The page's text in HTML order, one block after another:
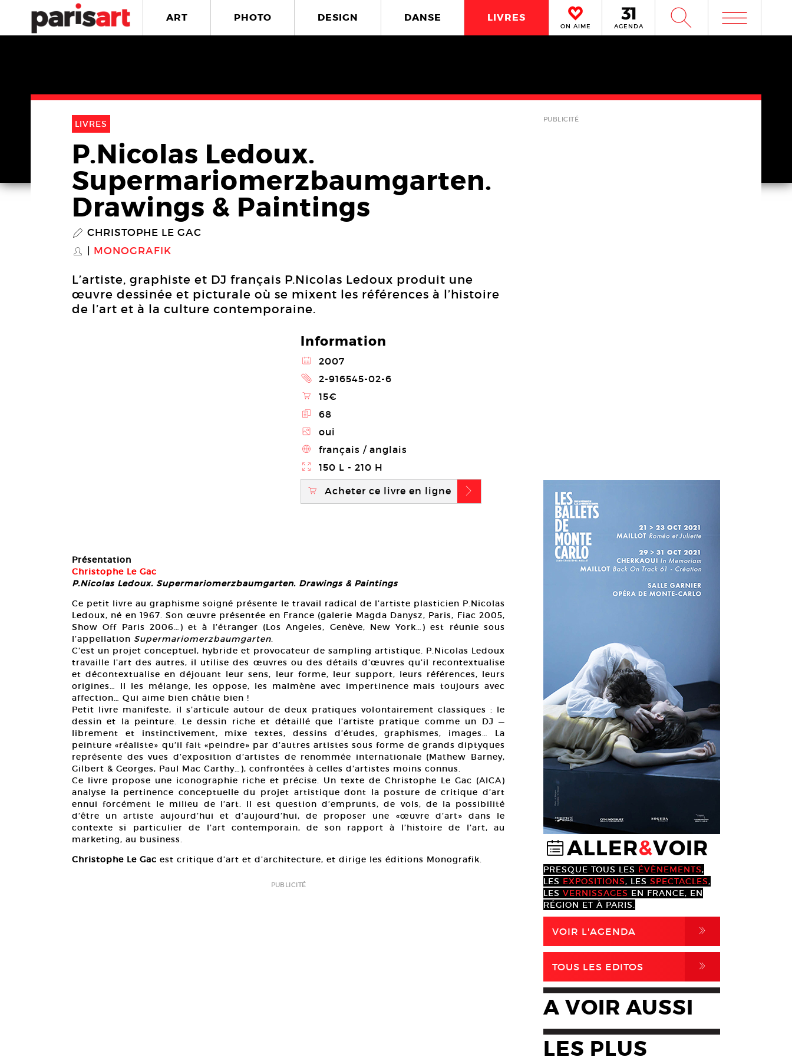
ART PHOTO DESIGN DANSE LIVRES
ON AIME AGENDA W m
LIVRES
P.Nicolas Ledoux.
Supermariomerzbaumgarten.
Drawings & Paintings
P CHRISTOPHE LE GAC
S MONOGRAFIK
L’artiste, graphiste et DJ français P.Nicolas Ledoux produit une
œuvre dessinée et picturale où se mixent les références à l’histoire
de l’art et à la culture contemporaine.
Information
@ 2007
2 2-916545-02-6
\ 15€
E 68
Z oui
4 français / anglais
} 150 L - 210 H
\ Acheter ce livre en ligne b
Présentation
Christophe Le Gac
P.Nicolas Ledoux. Supermariomerzbaumgarten. Drawings & Paintings
Ce petit livre au graphisme soigné présente le travail radical de l’artiste plasticien P.Nicolas
Ledoux, né en 1967. Son œuvre présentée en France (galerie Magda Danysz, Paris, Fiac 2005,
Show Off Paris 2006…) et à l’étranger (Los Angeles, Genève, New York…) est réunie sous
l’appellation Supermariomerzbaumgarten
C’est un projet conceptuel, hybride et provocateur de sampling artistique. P.Nicolas Ledoux
travaille l’art des autres, il utilise des œuvres ou des détails d’œuvres qu’il recontextualise
et décontextualise en déjouant leur sens, leur forme, leur support, leurs références, leurs
origines… Il les mélange, les oppose, les malmène avec impertinence mais toujours avec
affection… Qui aime bien châtie bien !
Petit livre manifeste, il s’articule autour de deux pratiques volontairement classiques : le
dessin et la peinture. Le dessin riche et détaillé que l’artiste pratique comme un DJ —
librement et instinctivement, mixe textes, dessins d’études, graphismes, images… La
peinture «réaliste» qu’il fait «peindre» par d’autres artistes sous forme de grands diptyques
représente des vues d’exposition d’artistes de renommée internationale (Mathew Barney,
Gilbert & Georges, Paul Mac Carthy…), confrontées à celles d’artistes moins connus.
Ce livre propose une iconographie riche et précise. Un texte de Christophe Le Gac (AICA)
analyse la pertinence conceptuelle du projet artistique dont la posture de critique d’art
ennui forcément le milieu de l’art. Il est question d’emprunts, de vols, de la possibilité
d’être un artiste aujourd’hui et d’aujourd’hui, de proposer une «œuvre d’art» dans le
contexte si particulier de l’art contemporain, de son rapport à l’histoire de l’art, au
marketing, au business.
Christophe Le Gac est critique d’art et d’architecture, et dirige les éditions Monografik.
PUBLICITÉ
PUBLICITÉ
@ALLER&VOIR
PRESQUE TOUS LES ÉVÈNEMENTS,
LES EXPOSITIONS, LES SPECTACLES,
LES VERNISSAGES EN FRANCE, EN
RÉGION ET À PARIS.
VOIR L'AGENDA ,
TOUS LES EDITOS ,
A VOIR AUSSI
LES PLUS